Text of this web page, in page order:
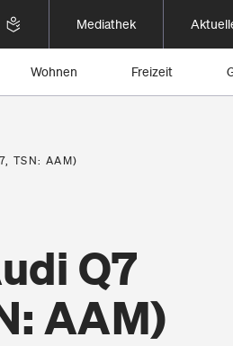
Mediathek
Wohnen Freizeit
TSN: AAM)
Q7
AAM)